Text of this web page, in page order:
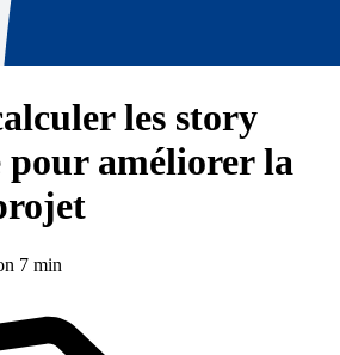
les story
pour améliorer la
7 min